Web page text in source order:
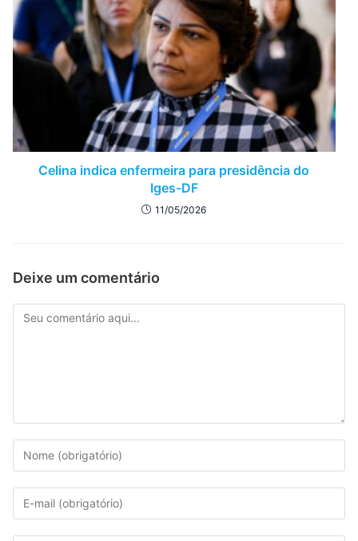
Celina indica enfermeira para presidência do
Iges-DF
11/05/2026
Deixe um comentário